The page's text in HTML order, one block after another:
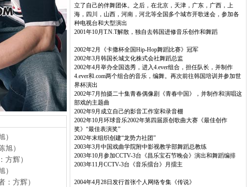
）
旭）
方辉）
）
：方辉）
立了自己的伴舞团体。之后，在北京，天津，广东，广西，上
海，四川，山西，河南，河北等全国多个城市开歌迷会，参加各
种电视台和大型演出
2001年10月T.N.T解散，独自去韩国进修音乐创作和舞蹈
2002年2月《卡撒杯全国Hip-Hop舞蹈比赛》冠军
2002年3月韩国长城文化株式会社舞蹈总监
2002年4月举办全国选秀，进入4.ever组合，担任队长，并制作
4.ever和.com两个组合的音乐，编舞。再次前往韩国培训并参加世
界杯演出
2002年7月拍摄二十集青春偶像剧《青春中国》，并制作和演唱这
部戏的主题曲
2002年9月成立自己的影音工作室和录音棚
2002年10月环球音乐2002年第四届原创歌曲大赛《最佳创作
奖》“最佳表演奖”
2002年末组织创建“龙势力社团”
2003年3月中国戏曲学院附中影视教学部舞蹈总教练
2003年10月参加CCTV-3台《昌乐宝石节晚会》演出和舞蹈编排
2003年11月CCTV-3台《音乐擂台》月擂主
2004年4月28日发行首张个人网络专集《传说》